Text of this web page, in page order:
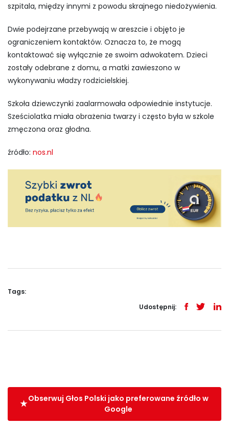
szpitala, między innymi z powodu skrajnego niedożywienia.
Dwie podejrzane przebywają w areszcie i objęto je
ograniczeniem kontaktów. Oznacza to, że mogą
kontaktować się wyłącznie ze swoim adwokatem. Dzieci
zostały odebrane z domu, a matki zawieszono w
wykonywaniu władzy rodzicielskiej.
Szkoła dziewczynki zaalarmowała odpowiednie instytucje.
Sześciolatka miała obrażenia twarzy i często była w szkole
zmęczona oraz głodna.
źródło: nos.nl
Tags:
Udostępnij:
Obserwuj Głos Polski jako preferowane źródło w
Google